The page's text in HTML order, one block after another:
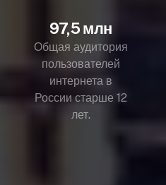
97,5 млн
Общая аудитория
пользователей
интернета в
России старше 12
лет.